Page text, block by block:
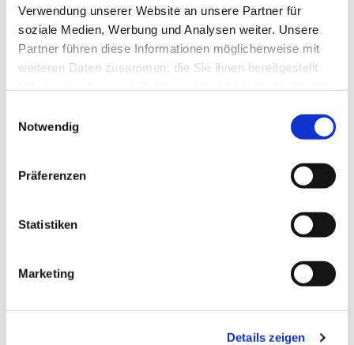
Verwendung unserer Website an unsere Partner für
soziale Medien, Werbung und Analysen weiter. Unsere
Partner führen diese Informationen möglicherweise mit
weiteren Daten zusammen, die Sie ihnen bereitgestellt
Notwendig
Präferenzen
Statistiken
Marketing
Details zeigen
Dies könnte Sie auch
interessieren